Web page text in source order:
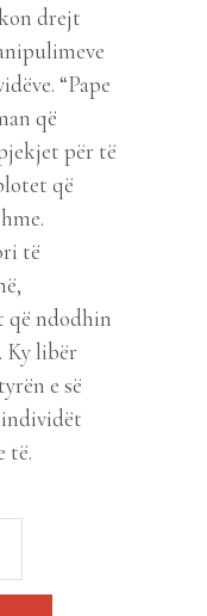
drejt
“Pape
që
për të
që
të
që ndodhin
Ky libër
e së
individët
të.